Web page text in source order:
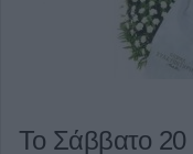
Το Σάββατο 20